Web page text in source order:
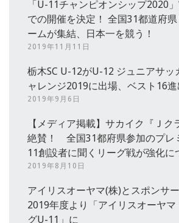
「U-11チャンピオンシップ2020
での開催を決定！ 全国31都道府
ームが集結、日本一を競う！
2019年11月11日
栃木SC U-12がU-12 ジュニアサッ
ャレンジ2019に出場、ベスト16進
2019年9月6日
【メディア掲載】サカイク『Ｊク
絶賛！ 全国31都府県参加のプレ
11創設者に聞くリーグ戦が強化に
2019年8月10日
アイリスオーヤマ(株)とスポンサー
2019年度より「アイリスオーヤマ
グU-11」に